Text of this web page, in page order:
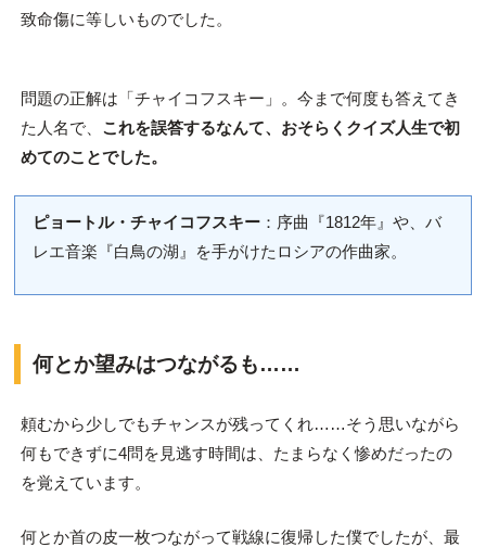
致命傷に等しいものでした。
問題の正解は「チャイコフスキー」。今まで何度も答えてき
た人名で、 これを誤答するなんて、おそらくクイズ人生で初
めてのことでした。
ピョートル・チャイコフスキー：序曲『1812年』や、バ
レエ音楽『白鳥の湖』を手がけたロシアの作曲家。
何とか望みはつながるも……
頼むから少しでもチャンスが残ってくれ……そう思いながら
何もできずに4問を見逃す時間は、たまらなく惨めだったの
を覚えています。
何とか首の皮一枚つながって戦線に復帰した僕でしたが、最